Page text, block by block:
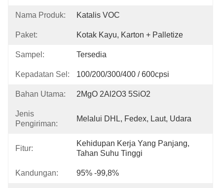
Nama Produk: Katalis VOC
Paket: Kotak Kayu, Karton + Palletize
Sampel: Tersedia
Kepadatan Sel: 100/200/300/400 / 600cpsi
Bahan Utama: 2MgO 2Al2O3 5SiO2
Jenis
Pengiriman:
Melalui DHL, Fedex, Laut, Udara
Fitur:
Kehidupan Kerja Yang Panjang,
Tahan Suhu Tinggi
Kandungan: 95% -99,8%